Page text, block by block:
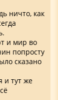
ничто, как
и мир во
попросту
сказано
и тут же